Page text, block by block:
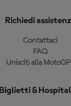
Richiedi
Contattaci
FAQ
Unisciti alla
Biglietti &